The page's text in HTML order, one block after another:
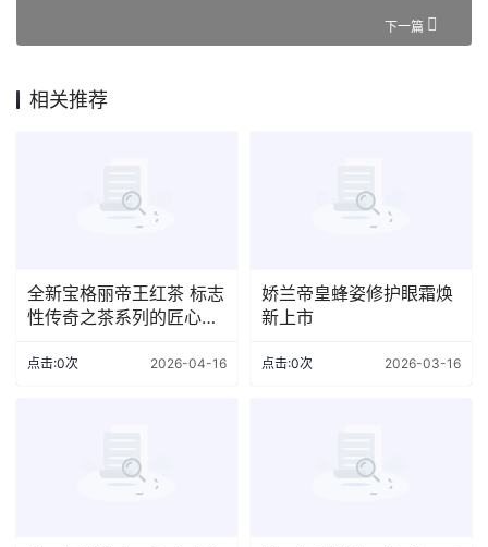
下一篇
相关推荐
全新宝格丽帝王红茶 标志
性传奇之茶系列的匠心力
点击:0次 2026-04-16
娇兰帝皇蜂姿修护眼霜焕
新上市
点击:0次 2026-03-16